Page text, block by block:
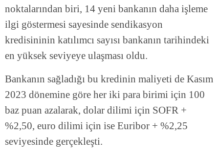
noktalarından biri, 14 yeni bankanın daha işleme
ilgi göstermesi sayesinde sendikasyon
kredisininin katılımcı sayısı bankanın tarihindeki
en yüksek seviyeye ulaşması oldu.
Bankanın sağladığı bu kredinin maliyeti de Kasım
2023 dönemine göre her iki para birimi için 100
baz puan azalarak, dolar dilimi için SOFR +
%2,50, euro dilimi için ise Euribor + %2,25
seviyesinde gerçekleşti.